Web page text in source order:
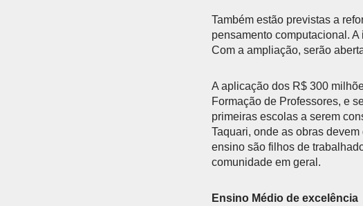
Também estão previstas a
pensamento computacional.
Com a ampliação, serão
A aplicação dos R$ 300
Formação de Professores, e
primeiras escolas a serem
Taquari, onde as obras
ensino são filhos de
comunidade em geral.
Ensino Médio de excelência